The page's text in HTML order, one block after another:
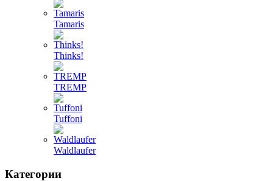
Tamaris
Thinks!
TREMP
Tuffoni
Waldlaufer
Категории